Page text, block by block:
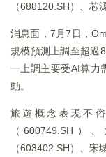
（688120.SH）、芯
消息面，7月7日，
規模預測上調至超過
一上調主要受AI算力
動。
旅遊概念表現不
（600749.SH）
（603402.SH）、宋